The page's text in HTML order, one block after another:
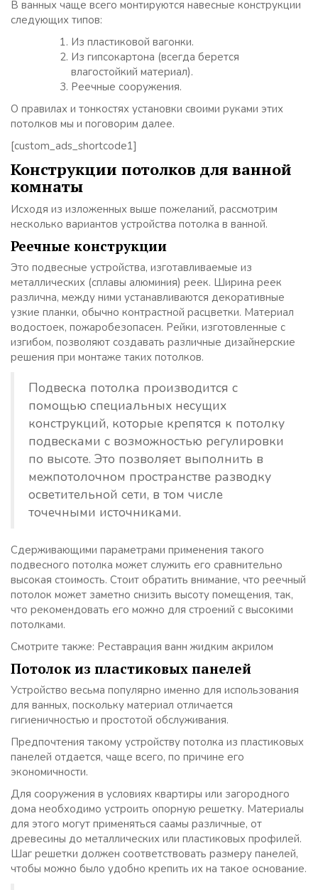
В ванных чаще всего монтируются навесные конструкции
следующих типов:
Из пластиковой вагонки.
Из гипсокартона (всегда берется
влагостойкий материал).
Реечные сооружения.
О правилах и тонкостях установки своими руками этих
потолков мы и поговорим далее.
[custom_ads_shortcode1]
Конструкции потолков для ванной
комнаты
Исходя из изложенных выше пожеланий, рассмотрим
несколько вариантов устройства потолка в ванной.
Реечные конструкции
Это подвесные устройства, изготавливаемые из
металлических (сплавы алюминия) реек. Ширина реек
различна, между ними устанавливаются декоративные
узкие планки, обычно контрастной расцветки. Материал
водостоек, пожаробезопасен. Рейки, изготовленные с
изгибом, позволяют создавать различные дизайнерские
решения при монтаже таких потолков.
Подвеска потолка производится с
помощью специальных несущих
конструкций, которые крепятся к потолку
подвесками с возможностью регулировки
по высоте. Это позволяет выполнить в
межпотолочном пространстве разводку
осветительной сети, в том числе
точечными источниками.
Сдерживающими параметрами применения такого
подвесного потолка может служить его сравнительно
высокая стоимость. Стоит обратить внимание, что реечный
потолок может заметно снизить высоту помещения, так,
что рекомендовать его можно для строений с высокими
потолками.
Смотрите также: Реставрация ванн жидким акрилом
Потолок из пластиковых панелей
Устройство весьма популярно именно для использования
для ванных, поскольку материал отличается
гигиеничностью и простотой обслуживания.
Предпочтения такому устройству потолка из пластиковых
панелей отдается, чаще всего, по причине его
экономичности.
Для сооружения в условиях квартиры или загородного
дома необходимо устроить опорную решетку. Материалы
для этого могут применяться саамы различные, от
древесины до металлических или пластиковых профилей.
Шаг решетки должен соответствовать размеру панелей,
чтобы можно было удобно крепить их на такое основание.